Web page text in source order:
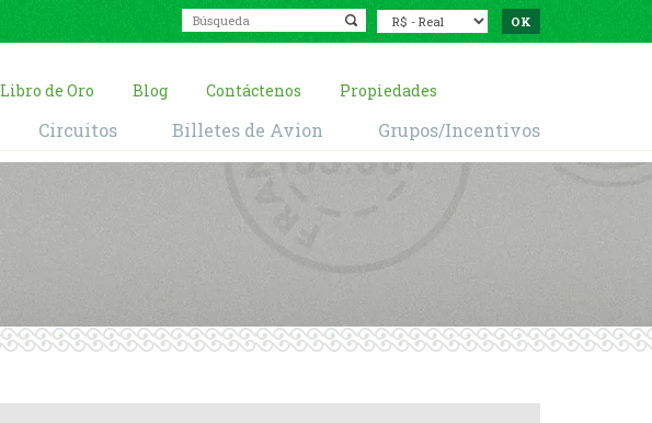
Libro de Oro Blog Contáctenos Propiedades
Circuitos Billetes de Avion Grupos/Incentivos